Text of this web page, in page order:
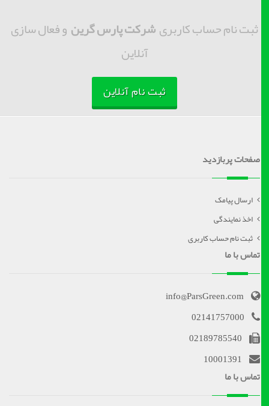
ثبت نام حساب کاربریشرکت پارس گرینو فعال سازی
آنلاین
ثبت نام آنلاین
صفحات پربازدید
ارسال پیامک
اخذ نمایندگی
ثبت نام حساب کاربری
تماس با ما
info@ParsGreen.com
02141757000
02189785540
10001391
تماس با ما